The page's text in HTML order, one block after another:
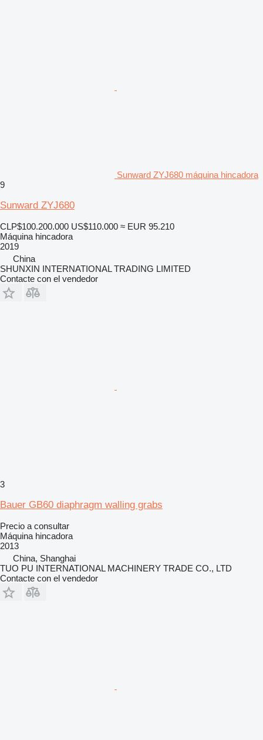
Sunward ZYJ680 máquina hincadora
9
Sunward ZYJ680
CLP$100.200.000 US$110.000 ≈ EUR 95.210
Máquina hincadora
2019
China
SHUNXIN INTERNATIONAL TRADING LIMITED
Contacte con el vendedor
3
Bauer GB60 diaphragm walling grabs
Precio a consultar
Máquina hincadora
2013
China, Shanghai
TUO PU INTERNATIONAL MACHINERY TRADE CO., LTD
Contacte con el vendedor